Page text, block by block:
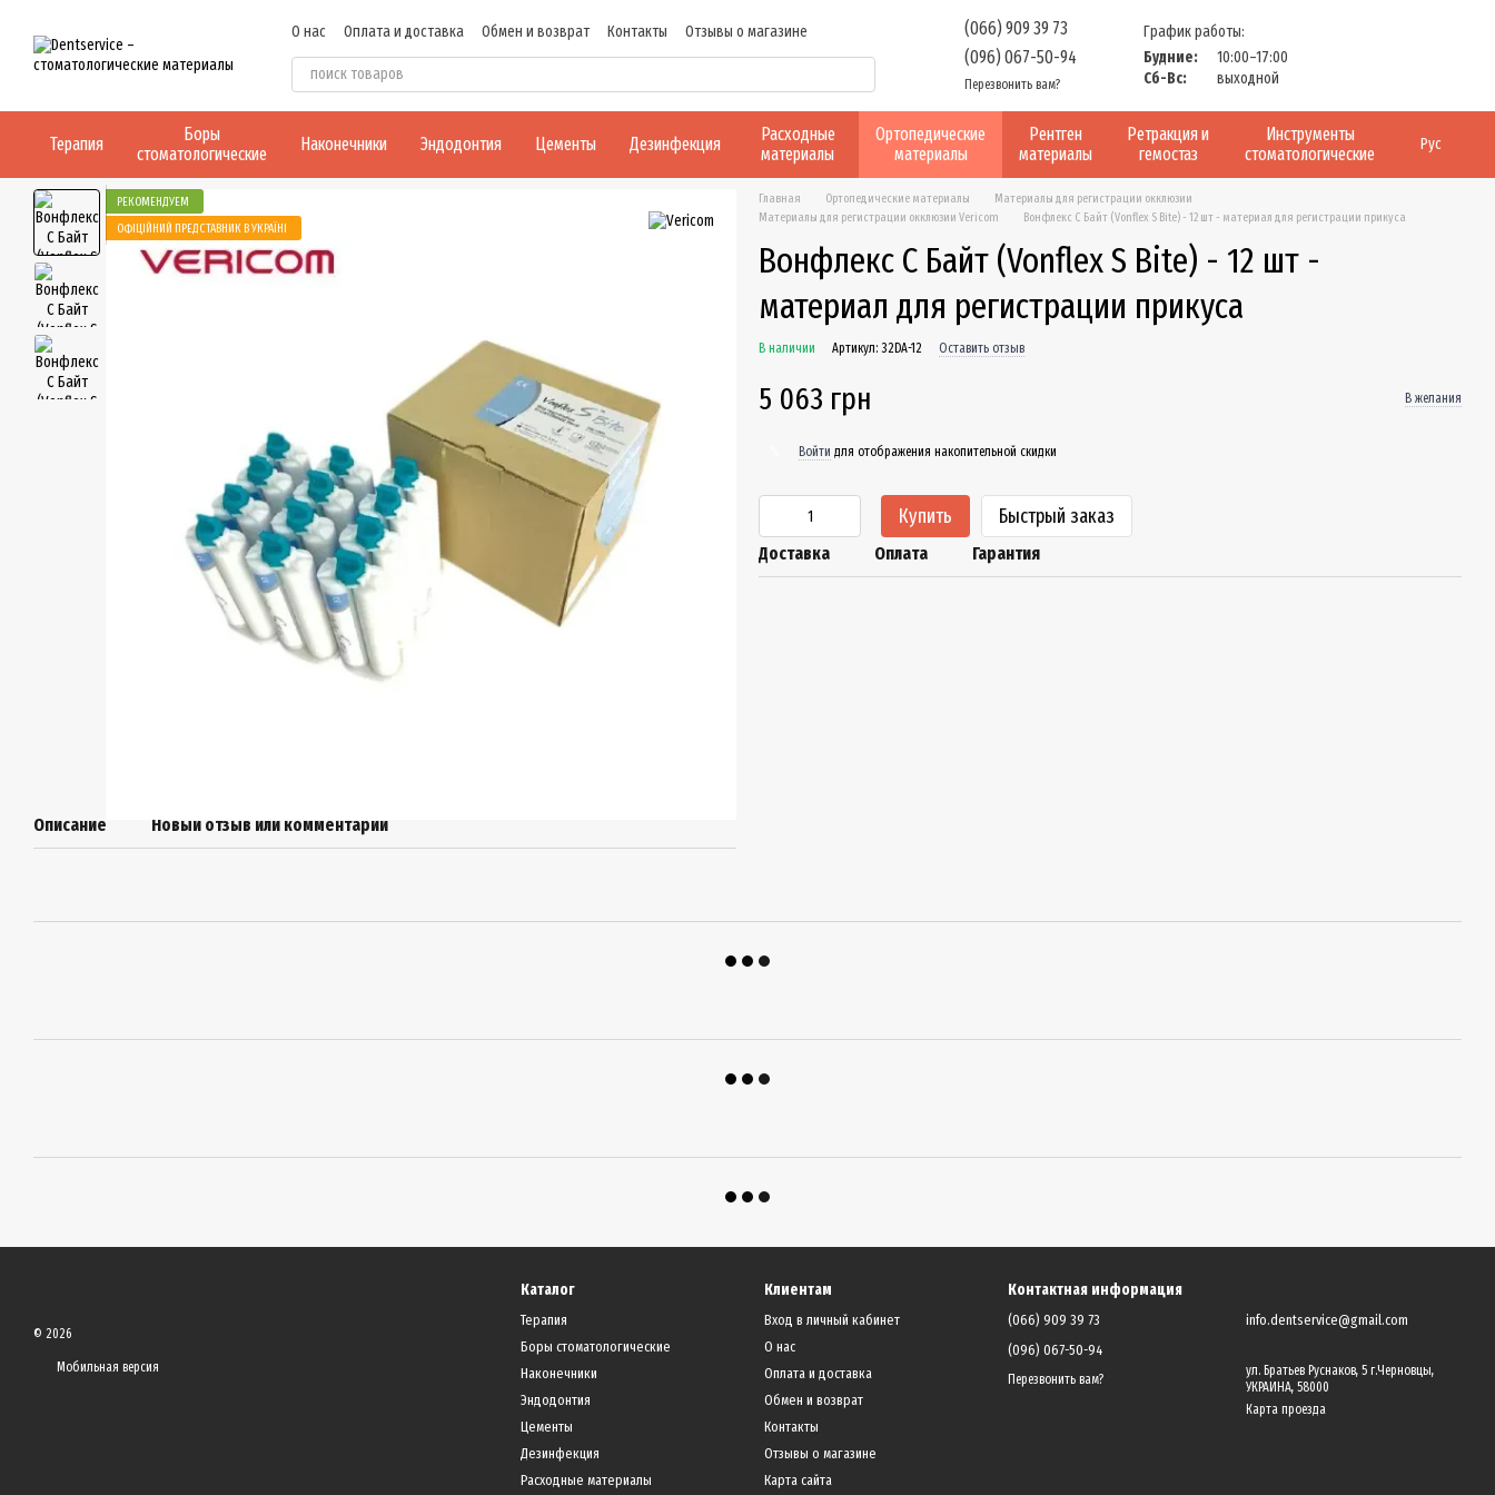
О нас Оплата и доставка Обмен и возврат Контакты Отзывы о магазине
(066) 909 39 73
(096) 067-50-94
Перезвонить вам?
График работы:
Будние:
10:00–17:00
Сб-Вс:
выходной
Терапия
Боры
стоматологические
Наконечники Эндодонтия Цементы Дезинфекция
Расходные
материалы
Ортопедические
материалы
Рентген
материалы
Ретракция и
гемостаз
Инструменты
стоматологические
Рус
РЕКОМЕНДУЕМ
ОФІЦІЙНИЙ ПРЕДСТАВНИК В УКРАЇНІ
Описание Новый отзыв или комментарий
Главная Ортопедические материалы
Материалы для регистрации окклюзии
Материалы для регистрации окклюзии Vericom
Вонфлекс С Байт (Vonflex S Bite) - 12 шт - материал для регистрации прикуса
Вонфлекс С Байт (Vonflex S Bite) - 12 шт -
материал для регистрации прикуса
В наличии Артикул: 32DA-12 Оставить отзыв
5 063 грн В желания
Войти для отображения накопительной скидки
Купить Быстрый заказ
Доставка Оплата Гарантия
© 2026
Мобильная версия
Каталог
Терапия
Боры стоматологические
Наконечники
Эндодонтия
Цементы
Дезинфекция
Расходные материалы
Клиентам
Вход в личный кабинет
О нас
Оплата и доставка
Обмен и возврат
Контакты
Отзывы о магазине
Карта сайта
Контактная информация
(066) 909 39 73
(096) 067-50-94
Перезвонить вам?
info.dentservice@gmail.com
ул. Братьев Руснаков, 5 г.Черновцы,
УКРАИНА, 58000
Карта проезда